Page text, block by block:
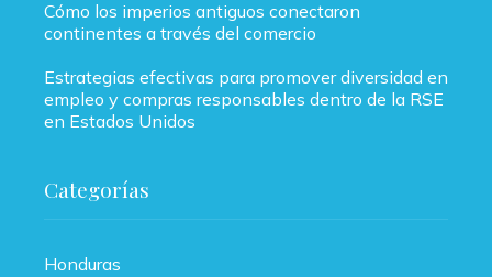
Cómo los imperios antiguos conectaron
continentes a través del comercio
Estrategias efectivas para promover diversidad en
empleo y compras responsables dentro de la RSE
en Estados Unidos
Categorías
Honduras